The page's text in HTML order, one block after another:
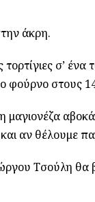
άκρη.
σ’
φούρνο στους
μαγιονέζα
αν θέλουμε
Τσούλη θα